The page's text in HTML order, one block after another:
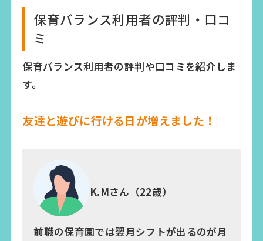
保育バランス利用者の評判・口コ
ミ
保育バランス利用者の評判や口コミを紹介しま
す。
友達と遊びに行ける日が増えました！
K.Mさん（22歳）
前職の保育園では翌月シフトが出るのが月